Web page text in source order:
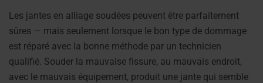
Les jantes en alliage soudées peuvent être parfaitement
sûres — mais seulement lorsque le bon type de dommage
est réparé avec la bonne méthode par un technicien
qualifié. Souder la mauvaise fissure, au mauvais endroit,
avec le mauvais équipement, produit une jante qui semble